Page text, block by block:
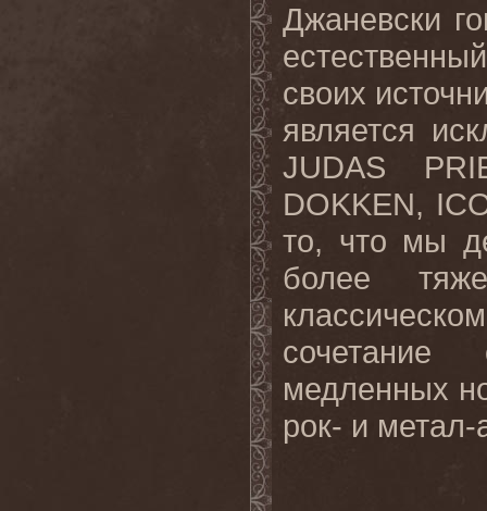
Джаневски
своих
является
JUDAS
DOKKEN,
то, что мы
более
сочетание
медленных
рок- и